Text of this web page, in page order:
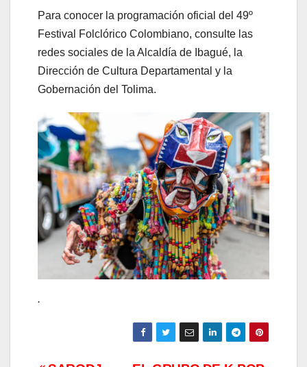
Para conocer la programación oficial del 49º
Festival Folclórico Colombiano, consulte las
redes sociales de la Alcaldía de Ibagué, la
Dirección de Cultura Departamental y la
Gobernación del Tolima.
.